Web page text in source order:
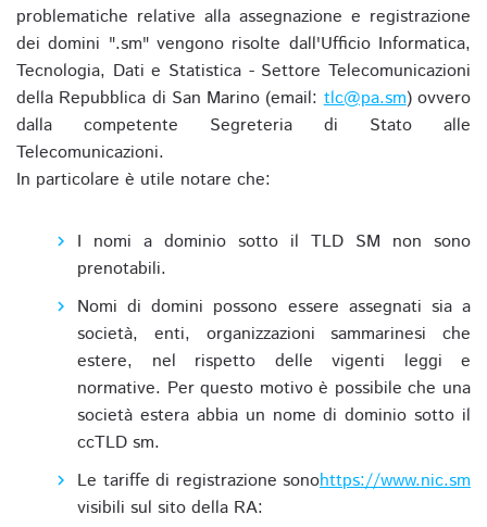
problematiche relative alla assegnazione e registrazione
dei domini ".sm" vengono risolte dall'Ufficio Informatica,
Tecnologia, Dati e Statistica - Settore Telecomunicazioni
della Repubblica di San Marino (email:tlc@pa.sm) ovvero
dalla competente Segreteria di Stato alle
Telecomunicazioni.
In particolare è utile notare che:
I nomi a dominio sotto il TLD SM non sono
prenotabili.
Nomi di domini possono essere assegnati sia a
società, enti, organizzazioni sammarinesi che
estere, nel rispetto delle vigenti leggi e
normative. Per questo motivo è possibile che una
società estera abbia un nome di dominio sotto il
ccTLD sm.
Le tariffe di registrazione sono
visibili sul sito della RA:
https://www.nic.sm